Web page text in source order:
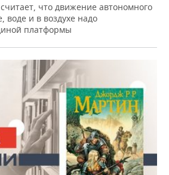
что движение автономного
воде и в воздухе надо
платформы